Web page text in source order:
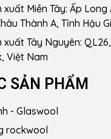
Miền Tây: Ấp Long
Thành A, Tỉnh Hậu
xuất Tây Nguyên:
Việt Nam
SẢN PHẨM
- Glaswool
rockwool